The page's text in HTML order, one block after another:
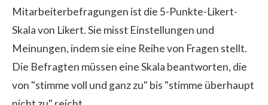
Mitarbeiterbefragungen ist die 5-Punkte-Likert-
Skala von Likert. Sie misst Einstellungen und
Meinungen, indem sie eine Reihe von Fragen stellt.
Die Befragten müssen eine Skala beantworten, die
von "stimme voll und ganz zu" bis "stimme überhaupt